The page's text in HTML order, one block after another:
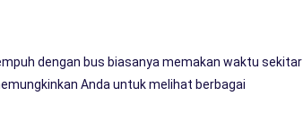
dengan bus biasanya memakan waktu sekitar
Anda untuk melihat berbagai